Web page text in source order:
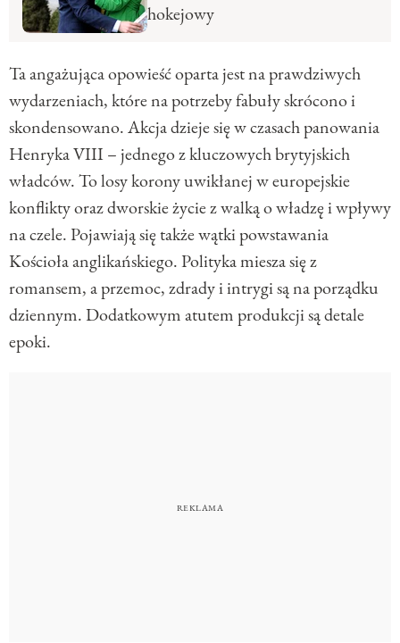
hokejowy
Ta angażująca opowieść oparta jest na prawdziwych
wydarzeniach, które na potrzeby fabuły skrócono i
skondensowano. Akcja dzieje się w czasach panowania
Henryka VIII – jednego z kluczowych brytyjskich
władców. To losy korony uwikłanej w europejskie
konflikty oraz dworskie życie z walką o władzę i wpływy
na czele. Pojawiają się także wątki powstawania
Kościoła anglikańskiego. Polityka miesza się z
romansem, a przemoc, zdrady i intrygi są na porządku
dziennym. Dodatkowym atutem produkcji są detale
epoki.